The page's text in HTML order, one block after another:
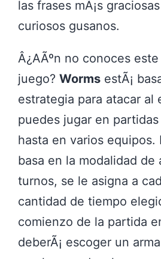
las frases mÃ¡s
curiosos gusanos.
Â¿AÃºn no conoces
juego? Worms estÃ¡
estrategia para atacar al
puedes jugar en
hasta en varios equipos.
basa en la modalidad de
turnos, se le asigna a
cantidad de tiempo
comienzo de la partida
deberÃ¡ escoger un